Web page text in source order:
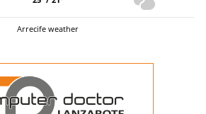
Arrecife weather